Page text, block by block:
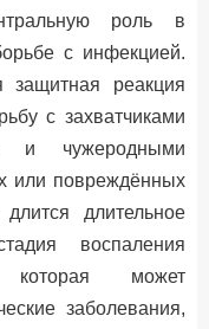
роль в
с инфекцией.
реакция
с захватчиками
и чужеродными
или повреждённых
длительное
воспаления
которая может
заболевания,